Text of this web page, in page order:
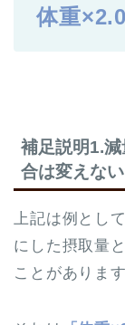
体重
補足説明1.
合は変えない
上記は例とし
にした摂取量
ことがあります